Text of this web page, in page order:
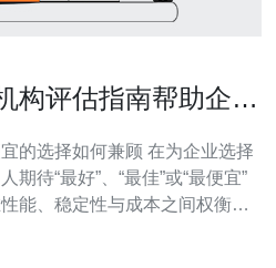
构评估指南帮助企业
的选择如何兼顾 在为企业选择
待“最好”、“最佳”或“最便宜”
能、稳定性与成本之间权衡。
，应侧重大容量清洗、低延迟